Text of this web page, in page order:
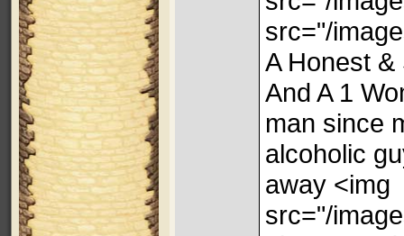
src="/
A Honest
And A 1
man since
alcoholic
away <img
src="/